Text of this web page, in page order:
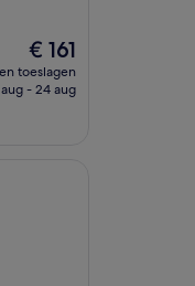
De
prijs
is
€ 161
toeslagen
- 24 aug